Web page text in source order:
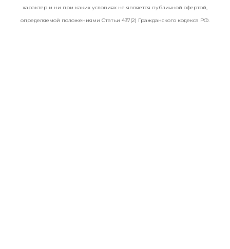
характер и ни при каких условиях не является публичной офертой,
определяемой положениями Статьи 437(2) Гражданского кодекса РФ.